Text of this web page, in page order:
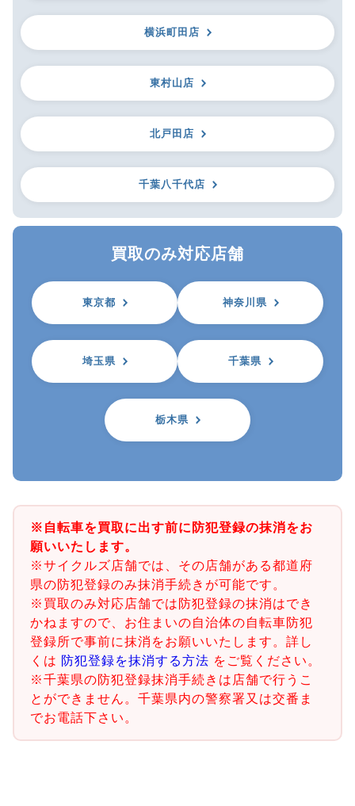
横浜町田店
東村山店
北戸田店
千葉八千代店
買取のみ対応店舗
東京都 神奈川県
埼玉県 千葉県
栃木県
※自転車を買取に出す前に防犯登録の抹消をお
願いいたします。
※サイクルズ店舗では、その店舗がある都道府
県の防犯登録のみ抹消手続きが可能です。
※買取のみ対応店舗では防犯登録の抹消はでき
かねますので、お住まいの自治体の自転車防犯
登録所で事前に抹消をお願いいたします。詳し
くは 防犯登録を抹消する方法 をご覧ください。
※千葉県の防犯登録抹消手続きは店舗で行うこ
とができません。千葉県内の警察署又は交番ま
でお電話下さい。